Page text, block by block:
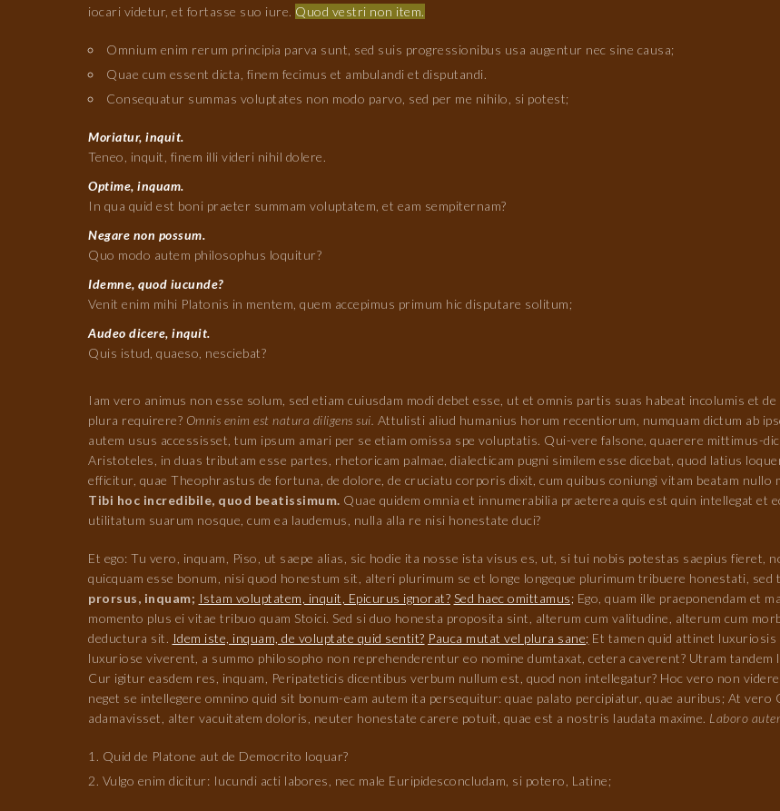
iocari videtur, et fortasse suo iure. Quod vestri non item.
Omnium enim rerum principia parva sunt, sed suis progressionibus usa augentur nec sine causa;
Quae cum essent dicta, finem fecimus et ambulandi et disputandi.
Consequatur summas voluptates non modo parvo, sed per me nihilo, si potest;
Moriatur, inquit.
Teneo, inquit, finem illi videri nihil dolere.
Optime, inquam.
In qua quid est boni praeter summam voluptatem, et eam sempiternam?
Negare non possum.
Quo modo autem philosophus loquitur?
Idemne, quod iucunde?
Venit enim mihi Platonis in mentem, quem accepimus primum hic disputare solitum;
Audeo dicere, inquit.
Quis istud, quaeso, nesciebat?
Iam vero animus non esse solum, sed etiam cuiusdam modi debet esse, ut et omnis partis suas habeat incolumis et
plura requirere? Omnis enim est natura diligens sui. Attulisti aliud humanius horum recentiorum, numquam dictum ab
autem usus accessisset, tum ipsum amari per se etiam omissa spe voluptatis. Qui-vere falsone, quaerere mittimus-
Aristoteles, in duas tributam esse partes, rhetoricam palmae, dialecticam pugni similem esse dicebat, quod latius
efficitur, quae Theophrastus de fortuna, de dolore, de cruciatu corporis dixit, cum quibus coniungi vitam beatam nullo
Tibi hoc incredibile, quod beatissimum. Quae quidem omnia et innumerabilia praeterea quis est quin intellegat
utilitatum suarum nosque, cum ea laudemus, nulla alla re nisi honestate duci?
Et ego: Tu vero, inquam, Piso, ut saepe alias, sic hodie ita nosse ista visus es, ut, si tui nobis potestas saepius fieret,
quicquam esse bonum, nisi quod honestum sit, alteri plurimum se et longe longeque plurimum tribuere honestati, sed
prorsus, inquam; Istam voluptatem, inquit, Epicurus ignorat? Sed haec omittamus; Ego, quam ille praeponendam et
momento plus ei vitae tribuo quam Stoici. Sed si duo honesta proposita sint, alterum cum valitudine, alterum cum
deductura sit. Idem iste, inquam, de voluptate quid sentit? Pauca mutat vel plura sane; Et tamen quid attinet luxuriosis
luxuriose viverent, a summo philosopho non reprehenderentur eo nomine dumtaxat, cetera caverent? Utram tandem
Cur igitur easdem res, inquam, Peripateticis dicentibus verbum nullum est, quod non intellegatur? Hoc vero non
neget se intellegere omnino quid sit bonum-eam autem ita persequitur: quae palato percipiatur, quae auribus; At
adamavisset, alter vacuitatem doloris, neuter honestate carere potuit, quae est a nostris laudata maxime. Laboro
Quid de Platone aut de Democrito loquar?
Vulgo enim dicitur: Iucundi acti labores, nec male Euripidesconcludam, si potero, Latine;